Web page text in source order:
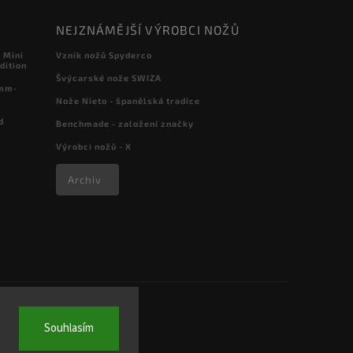
Souhlasím
Mini
NEJZNÁMĚJŠÍ VÝROBCI NOŽŮ
Vznik nožů Spyderco
Švýcarské nože SWIZA
Nože Nieto - španělská tradice
Benchmade - založení značky
Výrobci nožů - X
Archiv